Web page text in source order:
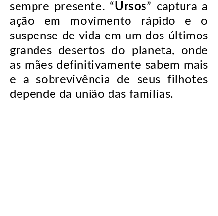
sempre presente. “Ursos” captura a
ação em movimento rápido e o
suspense de vida em um dos últimos
grandes desertos do planeta, onde
as mães definitivamente sabem mais
e a sobrevivência de seus filhotes
depende da união das famílias.